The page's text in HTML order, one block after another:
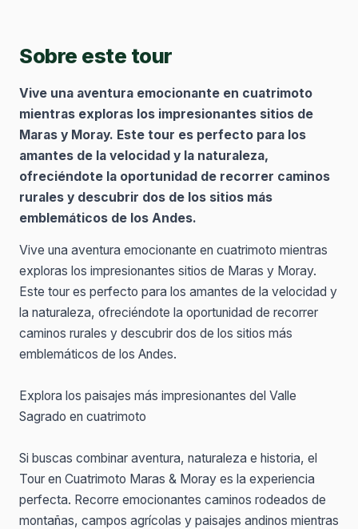
Sobre este tour
Vive una aventura emocionante en cuatrimoto
mientras exploras los impresionantes sitios de
Maras y Moray. Este tour es perfecto para los
amantes de la velocidad y la naturaleza,
ofreciéndote la oportunidad de recorrer caminos
rurales y descubrir dos de los sitios más
emblemáticos de los Andes.
Vive una aventura emocionante en cuatrimoto mientras
exploras los impresionantes sitios de Maras y Moray.
Este tour es perfecto para los amantes de la velocidad y
la naturaleza, ofreciéndote la oportunidad de recorrer
caminos rurales y descubrir dos de los sitios más
emblemáticos de los Andes.
Explora los paisajes más impresionantes del Valle
Sagrado en cuatrimoto
Si buscas combinar aventura, naturaleza e historia, el
Tour en Cuatrimoto Maras & Moray es la experiencia
perfecta. Recorre emocionantes caminos rodeados de
montañas, campos agrícolas y paisajes andinos mientras